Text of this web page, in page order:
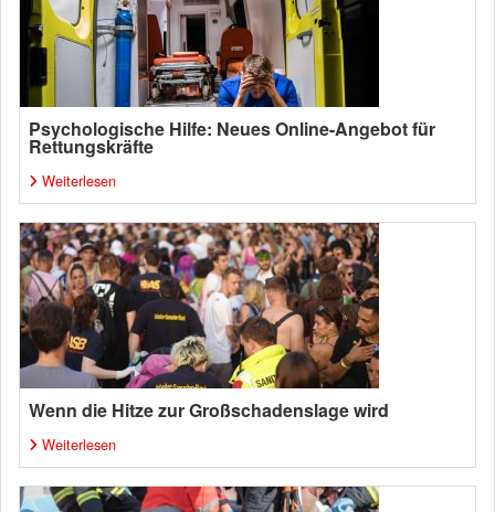
Psychologische Hilfe: Neues Online-Angebot für
Rettungskräfte
Weiterlesen
Wenn die Hitze zur Großschadenslage wird
Weiterlesen